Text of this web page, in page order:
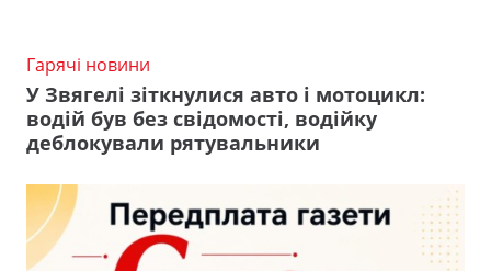
Гарячі новини
У Звягелі зіткнулися авто і мотоцикл:
водій був без свідомості, водійку
деблокували рятувальники